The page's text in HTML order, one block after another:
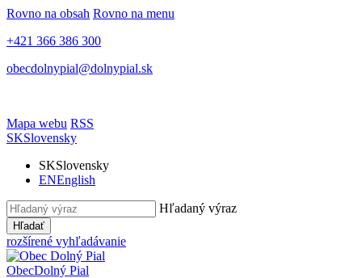
Rovno na obsah Rovno na menu
+421 366 386 300
obecdolnypial@dolnypial.sk
Mapa webu RSS
SKSlovensky
SKSlovensky
ENEnglish
Hľadaný výraz
Hľadať
rozšírené vyhľadávanie
ObecDolný Pial